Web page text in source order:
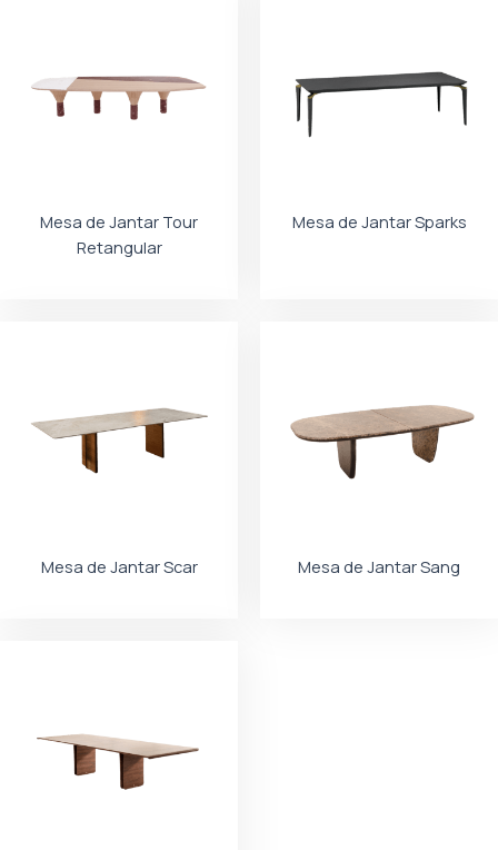
Mesa de Jantar Tour
Retangular
Mesa de Jantar Sparks
Mesa de Jantar Scar Mesa de Jantar Sang